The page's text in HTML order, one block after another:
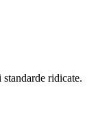
ridicate.